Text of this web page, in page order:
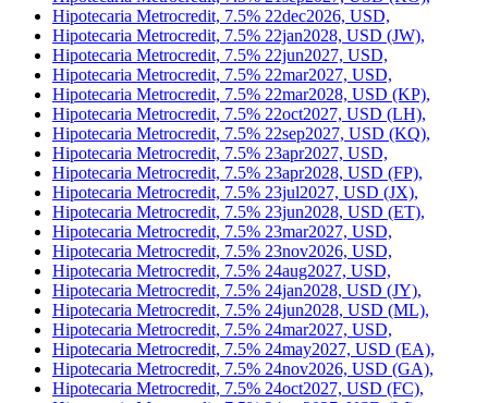
Hipotecaria Metrocredit, 7.5% 21oct2027, USD (LG),
Hipotecaria Metrocredit, 7.5% 21sep2026, USD (GL),
Hipotecaria Metrocredit, 7.5% 21sep2027, USD (KE),
Hipotecaria Metrocredit, 7.5% 21sep2027, USD (KO),
Hipotecaria Metrocredit, 7.5% 22dec2026, USD,
Hipotecaria Metrocredit, 7.5% 22jan2028, USD (JW),
Hipotecaria Metrocredit, 7.5% 22jun2027, USD,
Hipotecaria Metrocredit, 7.5% 22mar2027, USD,
Hipotecaria Metrocredit, 7.5% 22mar2028, USD (KP),
Hipotecaria Metrocredit, 7.5% 22oct2027, USD (LH),
Hipotecaria Metrocredit, 7.5% 22sep2027, USD (KQ),
Hipotecaria Metrocredit, 7.5% 23apr2027, USD,
Hipotecaria Metrocredit, 7.5% 23apr2028, USD (FP),
Hipotecaria Metrocredit, 7.5% 23jul2027, USD (JX),
Hipotecaria Metrocredit, 7.5% 23jun2028, USD (ET),
Hipotecaria Metrocredit, 7.5% 23mar2027, USD,
Hipotecaria Metrocredit, 7.5% 23nov2026, USD,
Hipotecaria Metrocredit, 7.5% 24aug2027, USD,
Hipotecaria Metrocredit, 7.5% 24jan2028, USD (JY),
Hipotecaria Metrocredit, 7.5% 24jun2028, USD (ML),